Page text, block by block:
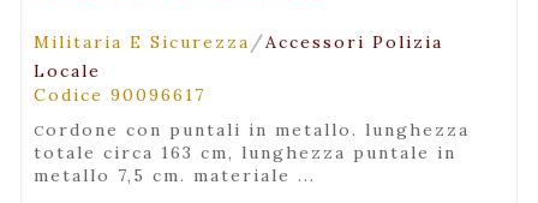
Militaria E Sicurezza /Accessori Polizia
Locale
Codice 90096617
cordone con puntali in metallo. lunghezza
totale circa 163 cm, lunghezza puntale in
metallo 7,5 cm. materiale ...